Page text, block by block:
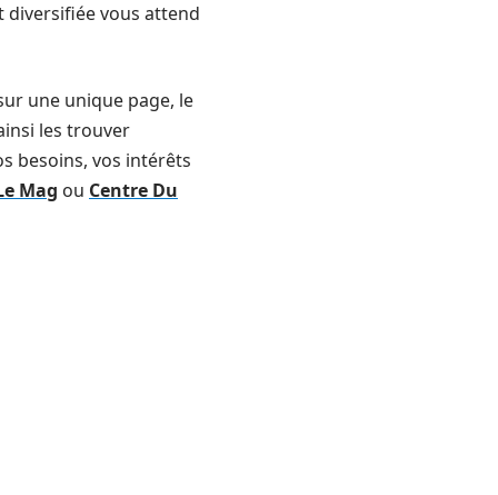
diversifiée vous attend
une unique page, le
les trouver
besoins, vos intérêts
Mag ou Centre Du